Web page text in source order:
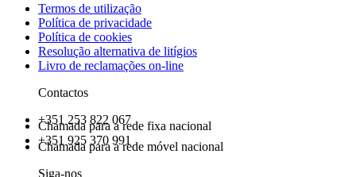
Termos de utilização
Política de privacidade
Política de cookies
Resolução alternativa de litígios
Livro de reclamações on-line
Contactos
+351 253 822 067
Chamada para a rede fixa nacional
+351 925 370 991
Chamada para a rede móvel nacional
Siga-nos